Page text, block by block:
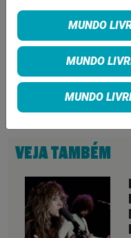
Share on Google+
VEJA TAMBÉM
MUNDO
MUNDO
MUNDO